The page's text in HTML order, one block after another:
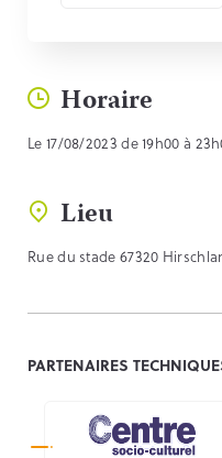
Horaire
Le 17/08/2023 de 19h00 à
Lieu
Rue du stade 67320
PARTENAIRES